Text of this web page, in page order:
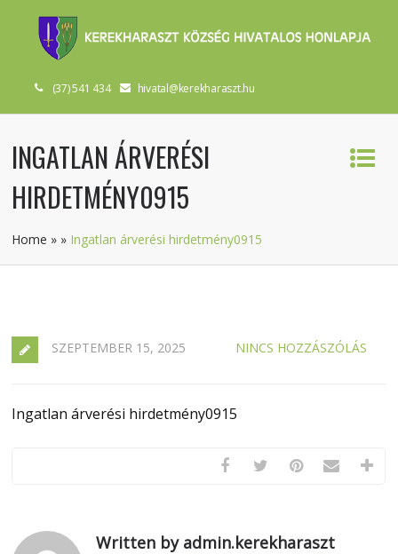
(37) 541 434 hivatal@kerekharaszt.hu
INGATLAN ÁRVERÉSI
HIRDETMÉNY0915
Home » » Ingatlan árverési hirdetmény0915
SZEPTEMBER 15, 2025 NINCS HOZZÁSZÓLÁS
Ingatlan árverési hirdetmény0915
Written by admin.kerekharaszt